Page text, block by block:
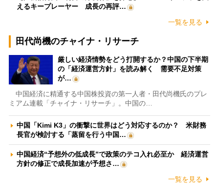
えるキープレーヤー 成長の再評…
一覧を見る
田代尚機のチャイナ・リサーチ
厳しい経済情勢をどう打開するか？中国の下半期
の「経済運営方針」を読み解く 需要不足対策
が…
中国経済に精通する中国株投資の第一人者・田代尚機氏のプレ
ミアム連載「チャイナ・リサーチ」。中国の…
中国「Kimi K3」の衝撃に世界はどう対応するのか？ 米財務
長官が検討する「蒸留を行う中国…
中国経済“予想外の低成長”で政策のテコ入れ必至か 経済運営
方針の修正で成長加速が予想さ…
一覧を見る